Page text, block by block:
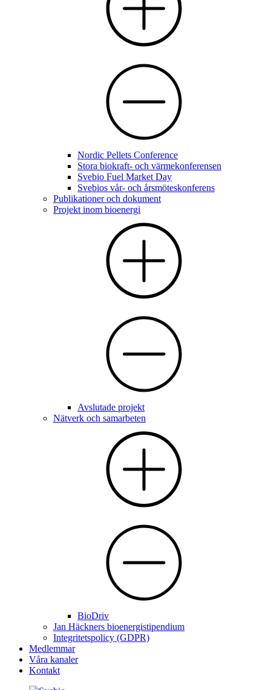
Nordic Pellets Conference
Stora biokraft- och värmekonferensen
Svebio Fuel Market Day
Svebios vår- och årsmöteskonferens
Publikationer och dokument
Projekt inom bioenergi
Avslutade projekt
Nätverk och samarbeten
BioDriv
Jan Häckners bioenergistipendium
Integritetspolicy (GDPR)
Medlemmar
Våra kanaler
Kontakt